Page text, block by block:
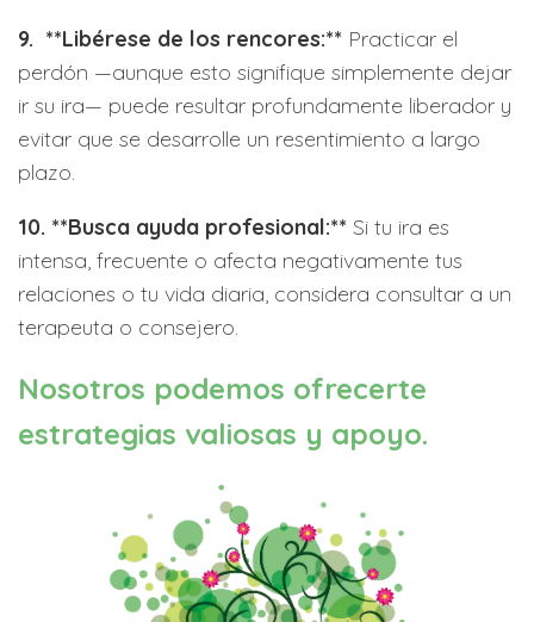
9. **Libérese de los rencores:** Practicar el
perdón —aunque esto signifique simplemente dejar
ir su ira— puede resultar profundamente liberador y
evitar que se desarrolle un resentimiento a largo
plazo.
10. **Busca ayuda profesional:** Si tu ira es
intensa, frecuente o afecta negativamente tus
relaciones o tu vida diaria, considera consultar a un
terapeuta o consejero.
Nosotros podemos ofrecerte
estrategias valiosas y apoyo.